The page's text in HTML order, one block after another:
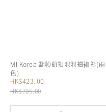
MJ Korea 翻領鈕扣泡泡袖裇衫(兩
色)
HK$423.00
HK$705.00